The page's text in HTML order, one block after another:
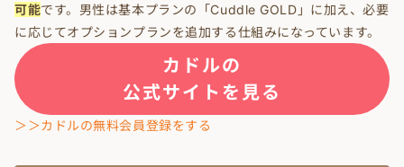
可能です。男性は基本プランの「Cuddle GOLD」に加え、必要
に応じてオプションプランを追加する仕組みになっています。
カドルの
公式サイトを見る
＞＞カドルの無料会員登録をする